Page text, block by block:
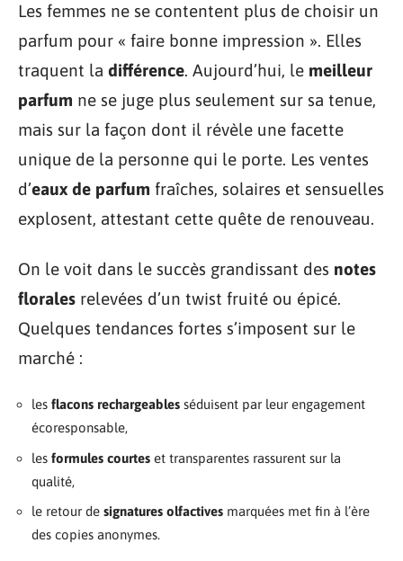
Les femmes ne se contentent plus de choisir un
parfum pour « faire bonne impression ». Elles
traquent la différence. Aujourd’hui, le meilleur
parfum ne se juge plus seulement sur sa tenue,
mais sur la façon dont il révèle une facette
unique de la personne qui le porte. Les ventes
d’eaux de parfum fraîches, solaires et sensuelles
explosent, attestant cette quête de renouveau.
On le voit dans le succès grandissant des notes
florales relevées d’un twist fruité ou épicé.
Quelques tendances fortes s’imposent sur le
marché :
les flacons rechargeables séduisent par leur engagement
écoresponsable,
les formules courtes et transparentes rassurent sur la
qualité,
le retour de signatures olfactives marquées met fin à l’ère
des copies anonymes.